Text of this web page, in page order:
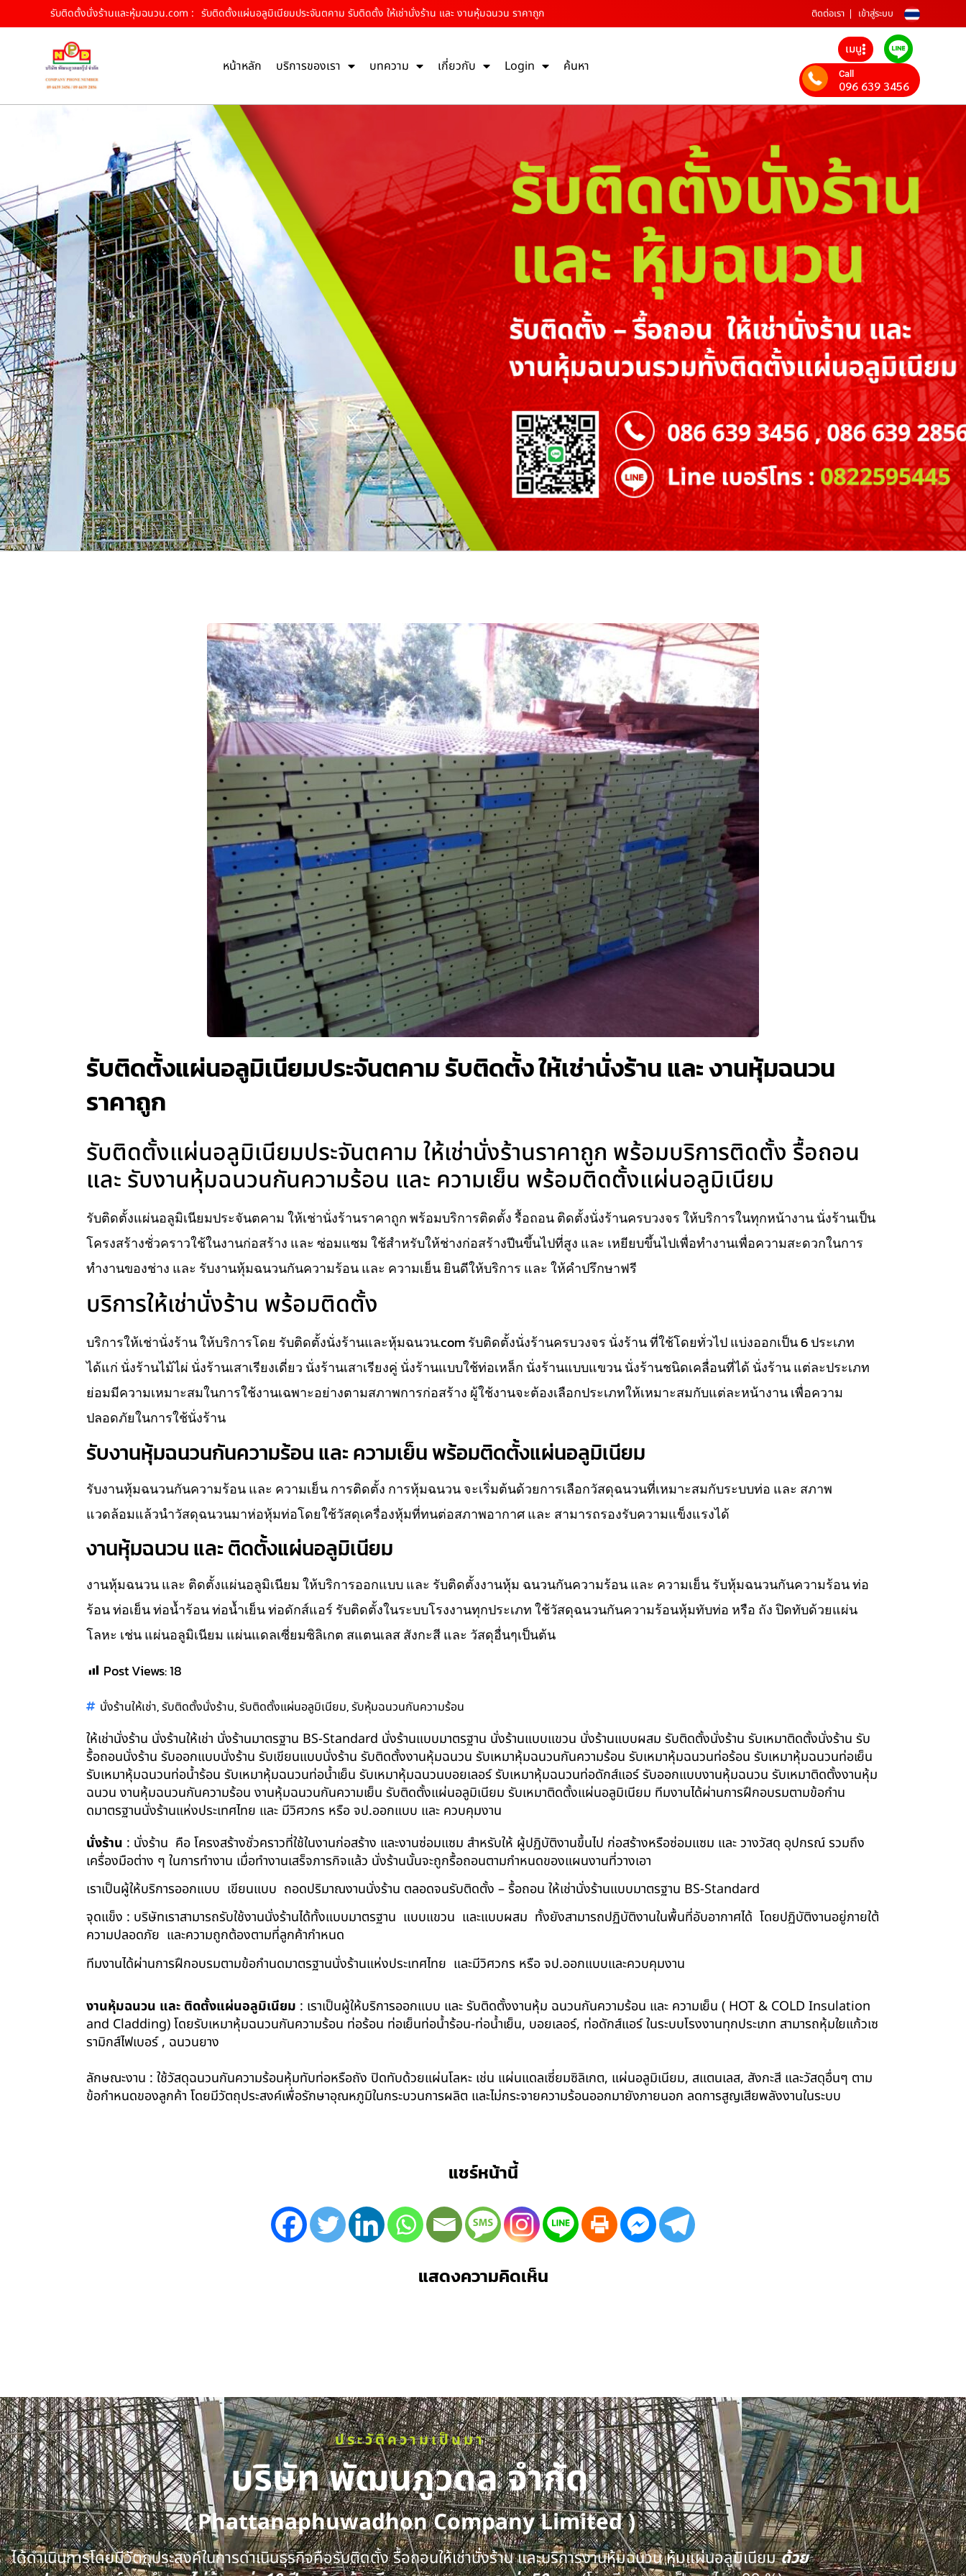
รับติดตั้งนั่งร้านและหุ้มฉนวน.com : รับติดตั้งแผ่นอลูมิเนียมประจันตคาม รับติดตั้ง ให้เช่านั่งร้าน และ งานหุ้มฉนวน ราคาถูก ติดต่อเรา เข้าสู่ระบบ
หน้าหลัก บริการของเรา บทความ เกี่ยวกับ Login ค้นหา
เมนู
Call
096 639 3456
รับติดตั้งแผ่นอลูมิเนียมประจันตคาม รับติดตั้ง ให้เช่านั่งร้าน และ งานหุ้มฉนวน
ราคาถูก
รับติดตั้งแผ่นอลูมิเนียมประจันตคาม ให้เช่านั่งร้านราคาถูก พร้อมบริการติดตั้ง รื้อถอน
และ รับงานหุ้มฉนวนกันความร้อน และ ความเย็น พร้อมติดตั้งแผ่นอลูมิเนียม
รับติดตั้งแผ่นอลูมิเนียมประจันตคาม ให้เช่านั่งร้านราคาถูก พร้อมบริการติดตั้ง รื้อถอน ติดตั้งนั่งร้านครบวงจร ให้บริการในทุกหน้างาน นั่งร้านเป็น
โครงสร้างชั่วคราวใช้ในงานก่อสร้าง และ ซ่อมแซม ใช้สำหรับให้ช่างก่อสร้างปีนขึ้นไปที่สูง และ เหยียบขึ้นไปเพื่อทำงานเพื่อความสะดวกในการ
ทำงานของช่าง และ รับงานหุ้มฉนวนกันความร้อน และ ความเย็น ยินดีให้บริการ และ ให้คำปรึกษาฟรี
บริการให้เช่านั่งร้าน พร้อมติดตั้ง
บริการให้เช่านั่งร้าน ให้บริการโดย รับติดตั้งนั่งร้านและหุ้มฉนวน.com รับติดตั้งนั่งร้านครบวงจร นั่งร้าน ที่ใช้โดยทั่วไป แบ่งออกเป็น 6 ประเภท
ได้แก่ นั่งร้านไม้ไผ่ นั่งร้านเสาเรียงเดี่ยว นั่งร้านเสาเรียงคู่ นั่งร้านแบบใช้ท่อเหล็ก นั่งร้านแบบแขวน นั่งร้านชนิดเคลื่อนที่ได้ นั่งร้าน แต่ละประเภท
ย่อมมีความเหมาะสมในการใช้งานเฉพาะอย่างตามสภาพการก่อสร้าง ผู้ใช้งานจะต้องเลือกประเภทให้เหมาะสมกับแต่ละหน้างาน เพื่อความ
ปลอดภัยในการใช้นั่งร้าน
รับงานหุ้มฉนวนกันความร้อน และ ความเย็น พร้อมติดตั้งแผ่นอลูมิเนียม
รับงานหุ้มฉนวนกันความร้อน และ ความเย็น การติดตั้ง การหุ้มฉนวน จะเริ่มต้นด้วยการเลือกวัสดุฉนวนที่เหมาะสมกับระบบท่อ และ สภาพ
แวดล้อมแล้วนำวัสดุฉนวนมาห่อหุ้มท่อโดยใช้วัสดุเครื่องหุ้มที่ทนต่อสภาพอากาศ และ สามารถรองรับความแข็งแรงได้
งานหุ้มฉนวน และ ติดตั้งแผ่นอลูมิเนียม
งานหุ้มฉนวน และ ติดตั้งแผ่นอลูมิเนียม ให้บริการออกแบบ และ รับติดตั้งงานหุ้ม ฉนวนกันความร้อน และ ความเย็น รับหุ้มฉนวนกันความร้อน ท่อ
ร้อน ท่อเย็น ท่อน้ำร้อน ท่อน้ำเย็น ท่อดักส์แอร์ รับติดตั้งในระบบโรงงานทุกประเภท ใช้วัสดุฉนวนกันความร้อนหุ้มทับท่อ หรือ ถัง ปิดทับด้วยแผ่น
โลหะ เช่น แผ่นอลูมิเนียม แผ่นแดลเซี่ยมซิลิเกต สแตนเลส สังกะสี และ วัสดุอื่นๆเป็นต้น
Post Views:18
นั่งร้านให้เช่า,รับติดตั้งนั่งร้าน,รับติดตั้งแผ่นอลูมิเนียม,รับหุ้มฉนวนกันความร้อน
ให้เช่านั่งร้าน นั่งร้านให้เช่า นั่งร้านมาตรฐาน BS-Standard นั่งร้านแบบมาตรฐาน นั่งร้านแบบแขวน นั่งร้านแบบผสม รับติดตั้งนั่งร้าน รับเหมาติดตั้งนั่งร้าน รับ
รื้อถอนนั่งร้าน รับออกแบบนั่งร้าน รับเขียนแบบนั่งร้าน รับติดตั้งงานหุ้มฉนวน รับเหมาหุ้มฉนวนกันความร้อน รับเหมาหุ้มฉนวนท่อร้อน รับเหมาหุ้มฉนวนท่อเย็น
รับเหมาหุ้มฉนวนท่อน้ำร้อน รับเหมาหุ้มฉนวนท่อน้ำเย็น รับเหมาหุ้มฉนวนบอยเลอร์ รับเหมาหุ้มฉนวนท่อดักส์แอร์ รับออกแบบงานหุ้มฉนวน รับเหมาติดตั้งงานหุ้ม
ฉนวน งานหุ้มฉนวนกันความร้อน งานหุ้มฉนวนกันความเย็น รับติดตั้งแผ่นอลูมิเนียม รับเหมาติดตั้งแผ่นอลูมิเนียม ทีมงานได้ผ่านการฝึกอบรมตามข้อกำน
ดมาตรฐานนั่งร้านแห่งประเทศไทย และ มีวิศวกร หรือ จป.ออกแบบ และ ควบคุมงาน
นั่งร้าน : นั่งร้าน คือ โครงสร้างชั่วคราวที่ใช้ในงานก่อสร้าง และงานซ่อมแซม สำหรับให้ ผู้ปฏิบัติงานขึ้นไป ก่อสร้างหรือซ่อมแซม และ วางวัสดุ อุปกรณ์ รวมถึง
เครื่องมือต่าง ๆ ในการทำงาน เมื่อทำงานเสร็จภารกิจแล้ว นั่งร้านนั้นจะถูกรื้อถอนตามกำหนดของแผนงานที่วางเอา
เราเป็นผู้ให้บริการออกแบบ เขียนแบบ ถอดปริมาณงานนั่งร้าน ตลอดจนรับติดตั้ง – รื้อถอน ให้เช่านั่งร้านแบบมาตรฐาน BS-Standard
จุดแข็ง : บริษัทเราสามารถรับใช้งานนั่งร้านได้ทั้งแบบมาตรฐาน แบบแขวน และแบบผสม ทั้งยังสามารถปฏิบัติงานในพื้นที่อับอากาศได้ โดยปฏิบัติงานอยู่ภายใต้
ความปลอดภัย และความถูกต้องตามที่ลูกค้ากำหนด
ทีมงานได้ผ่านการฝึกอบรมตามข้อกำนดมาตรฐานนั่งร้านแห่งประเทศไทย และมีวิศวกร หรือ จป.ออกแบบและควบคุมงาน
งานหุ้มฉนวน และ ติดตั้งแผ่นอลูมิเนียม : เราเป็นผู้ให้บริการออกแบบ และ รับติดตั้งงานหุ้ม ฉนวนกันความร้อน และ ความเย็น ( HOT & COLD Insulation
and Cladding) โดยรับเหมาหุ้มฉนวนกันความร้อน ท่อร้อน ท่อเย็นท่อน้ำร้อน-ท่อน้ำเย็น, บอยเลอร์, ท่อดักส์แอร์ ในระบบโรงงานทุกประเภท สามารถหุ้มใยแก้วเซ
รามิกส์ไฟเบอร์ , ฉนวนยาง
ลักษณะงาน : ใช้วัสดุฉนวนกันความร้อนหุ้มทับท่อหรือถัง ปิดทับด้วยแผ่นโลหะ เช่น แผ่นแดลเซี่ยมซิลิเกต, แผ่นอลูมิเนียม, สแตนเลส, สังกะสี และวัสดุอื่นๆ ตาม
ข้อกำหนดของลูกค้า โดยมีวัตถุประสงค์เพื่อรักษาอุณหภูมิในกระบวนการผลิต และไม่กระจายความร้อนออกมายังภายนอก ลดการสูญเสียพลังงานในระบบ
แชร์หน้านี้
แสดงความคิดเห็น
ประวัติความเป็นมา
บริษัท พัฒนภูวดล จำกัด
( Phattanaphuwadhon Company Limited )
ได้ดำเนินการโดยมีวัตถุประสงค์ในการดำเนินธุรกิจคือรับติดตั้ง รื้อถอนให้เช่านั่งร้าน และบริการงานหุ้มฉนวน หุ้มแผ่นอลูมิเนียมด้วย